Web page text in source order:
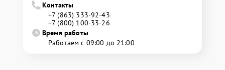
Контакты
+7 (863) 333-92-43
+7 (800) 100-33-26
Время работы
Работаем с 09:00 до 21:00